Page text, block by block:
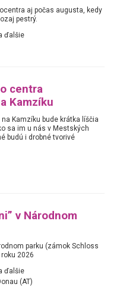
aj počas augusta, kedy
pestrý.
ďalšie
centra
Kamzíku
Kamzíku bude krátka líščia
sa im u nás v Mestských
budú i drobné tvorivé
v Národnom
parku (zámok Schloss
2026
ďalšie
(AT)